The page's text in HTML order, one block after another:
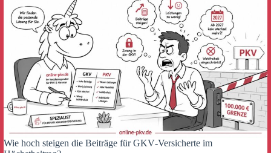
Wie hoch steigen die Beiträge für GKV‑Versicherte im